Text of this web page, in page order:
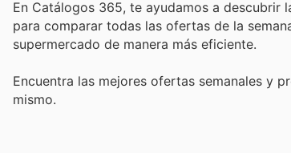
En Catálogos 365, te ayudamos a
para comparar todas las ofertas de la
supermercado de manera más eficiente.
Encuentra las mejores ofertas semanales y
mismo.